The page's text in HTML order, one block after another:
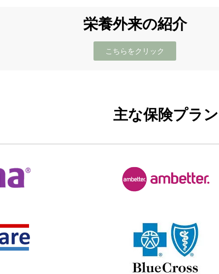
栄養外来の紹介
こちらをクリック
主な保険プラン